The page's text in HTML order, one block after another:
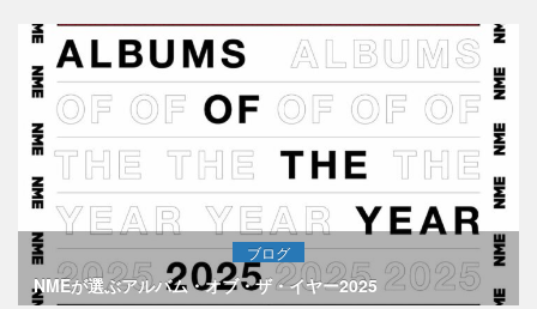
ブログ
NMEが選ぶアルバム・オブ・ザ・イヤー2025